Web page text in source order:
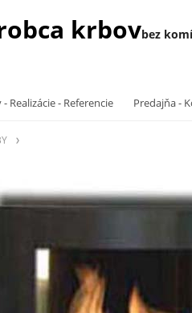
krbovbez
Realizácie - Referencie Predajňa -